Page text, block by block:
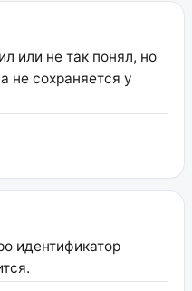
или не так понял, но
не сохраняется у
идентификатор